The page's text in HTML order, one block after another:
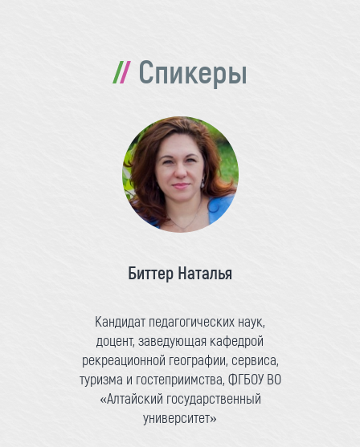
Спикеры
Биттер Наталья
Кандидат педагогических наук,
доцент, заведующая кафедрой
рекреационной географии, сервиса,
туризма и гостеприимства, ФГБОУ ВО
«Алтайский государственный
университет»